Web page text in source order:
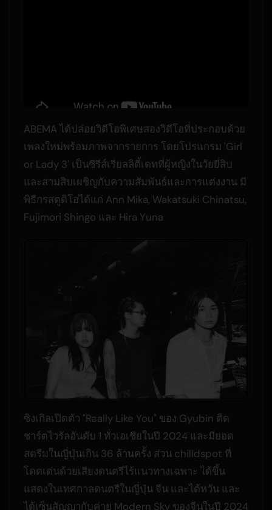
ABEMA ได้ปล่อยวิดีโอพิเศษสองวิดีโอที่ประกอบด้วย
เพลงใหม่พร้อมภาพจากรายการ โดยโปรแกรม 'Girl
or Lady 3' เป็นซีรีส์เรียลลิตี้เดทที่ผู้หญิงในวัยยี่สิบ
และสามสิบเผชิญกับความสัมพันธ์และการแต่งงาน มี
พิธีกรสตูดิโอได้แก่ Ann Mika, Wakatsuki Chinatsu,
Fujimori Shingo และ Hira Yuna
ซิงเกิลเปิดตัว "Really Like You" ของ Gyubin ติด
ชาร์ตไวรัลอันดับ 1 ทั่วเอเชียในปี 2024 และมียอด
สตรีมในญี่ปุ่นเกิน 36 ล้านครั้ง ส่วน chilldspot ที่
โดดเด่นด้วยเสียงดนตรีไร้แนวทางเฉพาะ ได้ขึ้น
แสดงในเทศกาลดนตรีในญี่ปุ่น จีน และไต้หวัน และ
ได้เซ็นสัญญากับค่าย Modern Sky ของจีนในปี 2024